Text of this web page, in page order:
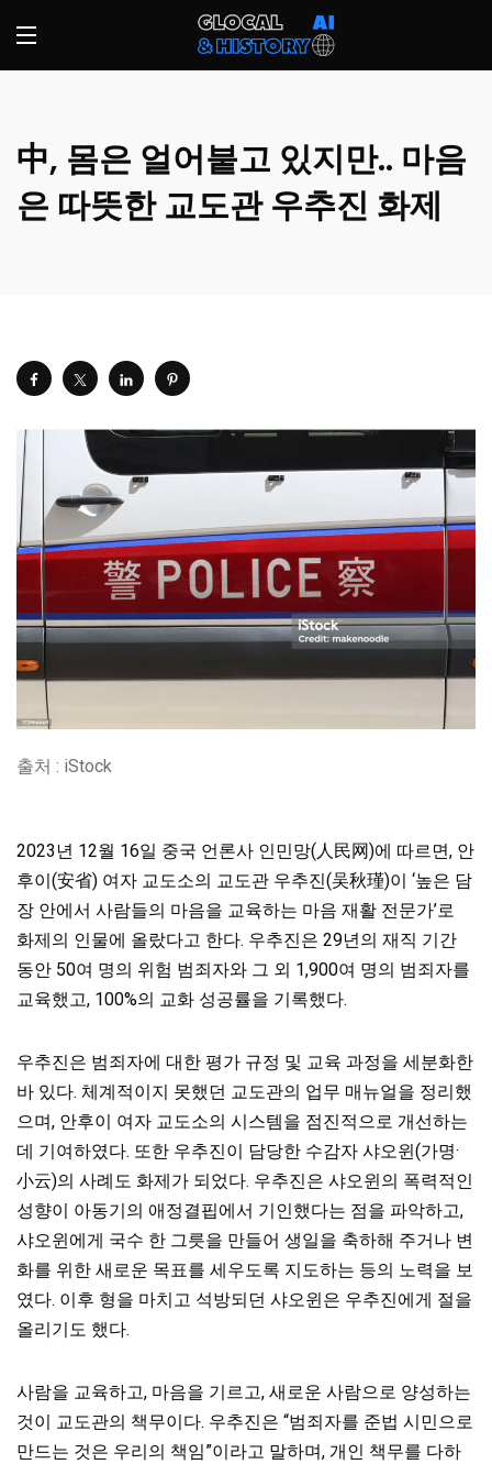
中, 몸은 얼어붙고 있지만.. 마음
은 따뜻한 교도관 우추진 화제
출처 : iStock
2023년 12월 16일 중국 언론사 인민망(人民网)에 따르면, 안
후이(安省) 여자 교도소의 교도관 우추진(吴秋瑾)이 ‘높은 담
장 안에서 사람들의 마음을 교육하는 마음 재활 전문가’로
화제의 인물에 올랐다고 한다. 우추진은 29년의 재직 기간
동안 50여 명의 위험 범죄자와 그 외 1,900여 명의 범죄자를
교육했고, 100%의 교화 성공률을 기록했다.
우추진은 범죄자에 대한 평가 규정 및 교육 과정을 세분화한
바 있다. 체계적이지 못했던 교도관의 업무 매뉴얼을 정리했
으며, 안후이 여자 교도소의 시스템을 점진적으로 개선하는
데 기여하였다. 또한 우추진이 담당한 수감자 샤오윈(가명·
小云)의 사례도 화제가 되었다. 우추진은 샤오윈의 폭력적인
성향이 아동기의 애정결핍에서 기인했다는 점을 파악하고,
샤오윈에게 국수 한 그릇을 만들어 생일을 축하해 주거나 변
화를 위한 새로운 목표를 세우도록 지도하는 등의 노력을 보
였다. 이후 형을 마치고 석방되던 샤오윈은 우추진에게 절을
올리기도 했다.
사람을 교육하고, 마음을 기르고, 새로운 사람으로 양성하는
것이 교도관의 책무이다. 우추진은 “범죄자를 준법 시민으로
만드는 것은 우리의 책임”이라고 말하며, 개인 책무를 다하